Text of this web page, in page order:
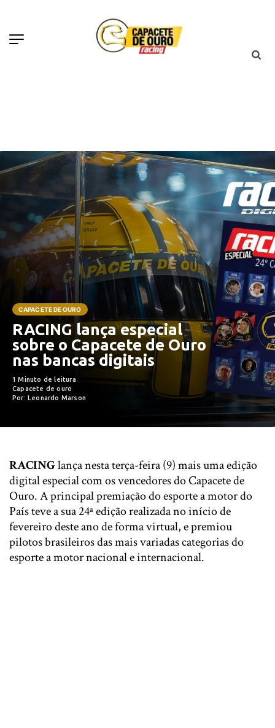
CAPACETE DE OURO
RACING lança especial
sobre o Capacete de Ouro
nas bancas digitais
1 Minuto de leitura
Capacete de ouro
Por: Leonardo Marson
RACINGlança nesta terça-feira (9) mais uma edição
digital especial com os vencedores do Capacete de
Ouro. A principal premiação do esporte a motor do
País teve a sua 24ª edição realizada no início de
fevereiro deste ano de forma virtual, e premiou
pilotos brasileiros das mais variadas categorias do
esporte a motor nacional e internacional.